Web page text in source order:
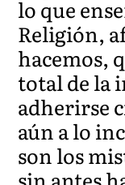
lo que
Religión,
hacemos,
total de la
adherirse
aún a lo
son los